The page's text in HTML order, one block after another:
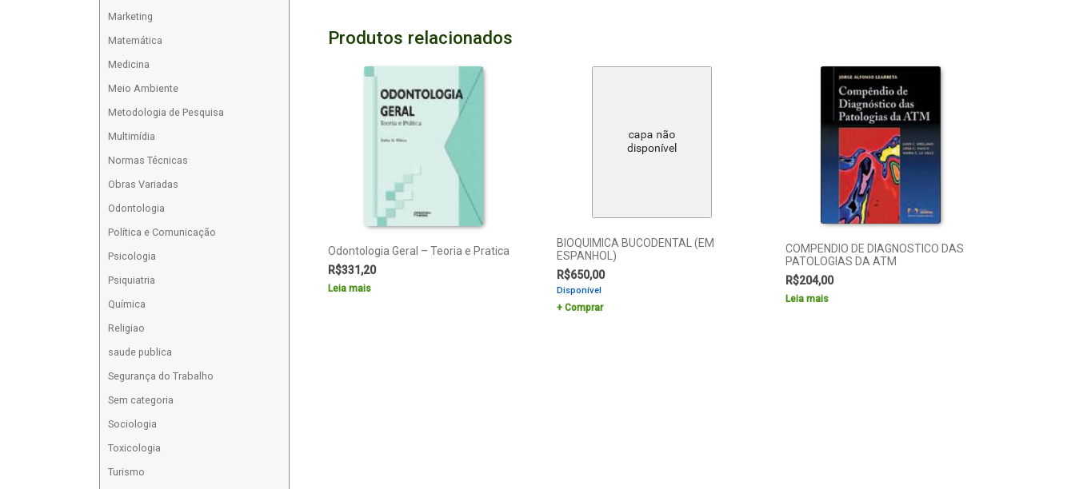
Produtos relacionados
Odontologia Geral – Teoria e Pratica
R$331,20
Leia mais
BIOQUIMICA BUCODENTAL (EM
ESPANHOL)
R$650,00
Disponível
Comprar
COMPENDIO DE DIAGNOSTICO DAS
PATOLOGIAS DA ATM
R$204,00
Leia mais
Marketing
Matemática
Medicina
Meio Ambiente
Metodologia de Pesquisa
Multimídia
Normas Técnicas
Obras Variadas
Odontologia
Política e Comunicação
Psicologia
Psiquiatria
Química
Religiao
saude publica
Segurança do Trabalho
Sem categoria
Sociologia
Toxicologia
Turismo